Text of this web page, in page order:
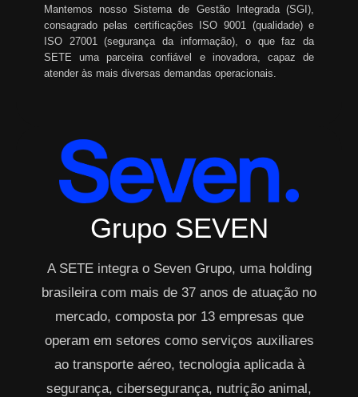
Mantemos nosso Sistema de Gestão Integrada (SGI),
consagrado pelas certificações ISO 9001 (qualidade) e
ISO 27001 (segurança da informação), o que faz da
SETE uma parceira confiável e inovadora, capaz de
atender às mais diversas demandas operacionais.
Grupo SEVEN
A SETE integra o Seven Grupo, uma holding
brasileira com mais de 37 anos de atuação no
mercado, composta por 13 empresas que
operam em setores como serviços auxiliares
ao transporte aéreo, tecnologia aplicada à
segurança, cibersegurança, nutrição animal,